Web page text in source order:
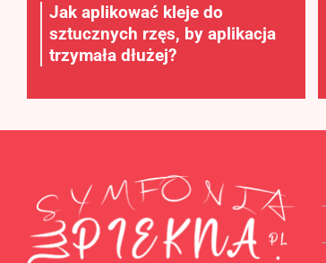
Jak aplikować kleje do
sztucznych rzęs, by aplikacja
trzymała dłużej?